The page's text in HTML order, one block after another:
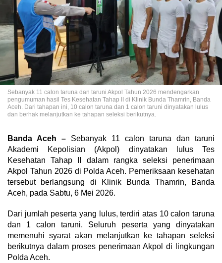
Sebanyak 11 calon taruna dan taruni Akpol Tahun 2026 mendengarkan
pengumuman hasil Tes Kesehatan Tahap II di Klinik Bunda Thamrin, Banda
Aceh. Dari tahapan ini, 10 calon taruna dan 1 calon taruni dinyatakan lulus
dan berhak melanjutkan ke tahapan seleksi berikutnya.
Banda Aceh – Sebanyak 11 calon taruna dan taruni
Akademi Kepolisian (Akpol) dinyatakan lulus Tes
Kesehatan Tahap II dalam rangka seleksi penerimaan
Akpol Tahun 2026 di Polda Aceh. Pemeriksaan kesehatan
tersebut berlangsung di Klinik Bunda Thamrin, Banda
Aceh, pada Sabtu, 6 Mei 2026.
Dari jumlah peserta yang lulus, terdiri atas 10 calon taruna
dan 1 calon taruni. Seluruh peserta yang dinyatakan
memenuhi syarat akan melanjutkan ke tahapan seleksi
berikutnya dalam proses penerimaan Akpol di lingkungan
Polda Aceh.